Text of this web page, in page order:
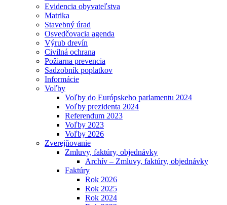
Evidencia obyvateľstva
Matrika
Stavebný úrad
Osvedčovacia agenda
Výrub drevín
Civilná ochrana
Požiarna prevencia
Sadzobník poplatkov
Informácie
Voľby
Voľby do Európskeho parlamentu 2024
Voľby prezidenta 2024
Referendum 2023
Voľby 2023
Voľby 2026
Zverejňovanie
Zmluvy, faktúry, objednávky
Archív – Zmluvy, faktúry, objednávky
Faktúry
Rok 2026
Rok 2025
Rok 2024